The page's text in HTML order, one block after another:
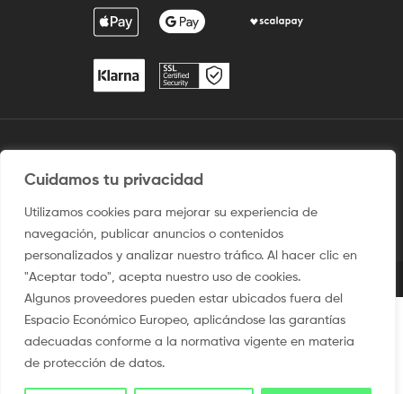
Cuidamos tu privacidad
Utilizamos cookies para mejorar su experiencia de
navegación, publicar anuncios o contenidos
personalizados y analizar nuestro tráfico. Al hacer clic en
"Aceptar todo", acepta nuestro uso de cookies.
Algunos proveedores pueden estar ubicados fuera del
Espacio Económico Europeo, aplicándose las garantías
adecuadas conforme a la normativa vigente en materia
de protección de datos.
2009 / ©2025 Camisetaspersonalizadas.com. Todos los derechos
reservados.
de privacidad y Protección de Dato –Politica de Cookies